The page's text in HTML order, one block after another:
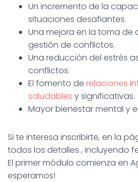
Un incremento de la
situaciones desafiantes.
Una mejora en la toma de
gestión de conflictos.
Una reducción del estrés
conflictos.
El fomento de relaciones
saludables y significativas.
Mayor bienestar mental y
Si te interesa inscribirte, en la
todos los detalles , incluyendo
El primer módulo comienza en
esperamos!